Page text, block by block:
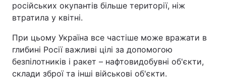
російських окупантів більше території, ніж
втратила у квітні.
При цьому Україна все частіше може вражати в
глибині Росії важливі цілі за допомогою
безпілотників і ракет – нафтовидобувні об'єкти,
склади зброї та інші військові об'єкти.